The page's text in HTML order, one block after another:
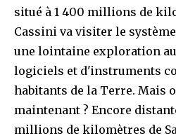
situé à 1 400 millions de
Cassini va visiter le
une lointaine exploration
logiciels et d'instruments
habitants de la Terre. Mais
maintenant ? Encore
millions de kilomètres de